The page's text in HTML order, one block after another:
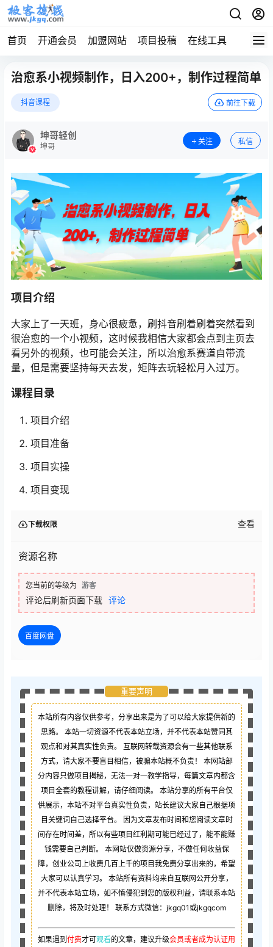
首页 开通会员 加盟网站 项目投稿 在线工具 地址发
治愈系小视频制作，日入200+，制作过程简单
抖音课程 前往下载
坤哥轻创
坤哥
关注 私信
项目介绍
大家上了一天班，身心很疲惫，刷抖音刷着刷着突然看到
很治愈的一个小视频，这时候我相信大家都会点到主页去
看另外的视频，也可能会关注，所以治愈系赛道自带流
量，但是需要坚持每天去发，矩阵去玩轻松月入过万。
课程目录
项目介绍
项目准备
项目实操
项目变现
下载权限 查看
资源名称
您当前的等级为 游客
评论后刷新页面下载 评论
百度网盘
重要声明
本站所有内容仅供参考，分享出来是为了可以给大家提供新的
思路。 本站一切资源不代表本站立场，并不代表本站赞同其
观点和对其真实性负责。 互联网转载资源会有一些其他联系
方式，请大家不要盲目相信，被骗本站概不负责！ 本网站部
分内容只做项目揭秘，无法一对一教学指导，每篇文章内都含
项目全套的教程讲解，请仔细阅读。 本站分享的所有平台仅
供展示，本站不对平台真实性负责，站长建议大家自己根据项
目关键词自己选择平台。 因为文章发布时间和您阅读文章时
间存在时间差，所以有些项目红利期可能已经过了，能不能赚
钱需要自己判断。 本网站仅做资源分享，不做任何收益保
障，创业公司上收费几百上千的项目我免费分享出来的，希望
大家可以认真学习。 本站所有资料均来自互联网公开分享，
并不代表本站立场，如不慎侵犯到您的版权利益，请联系本站
删除，将及时处理！ 联系方式微信：jkgq01或jkgqcom
如果遇到 付费才可观看的文章，建议升级会员或者成为认证用